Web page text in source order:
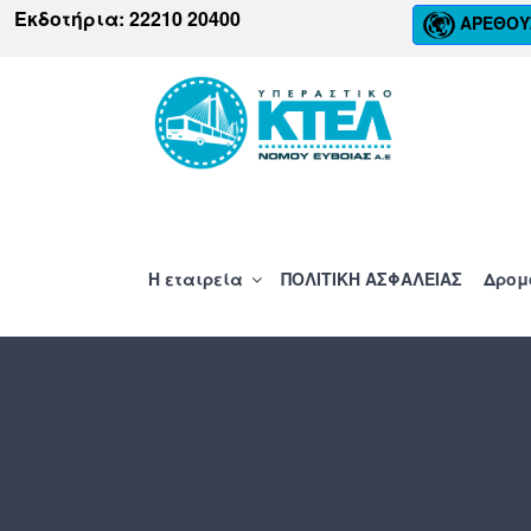
Μετάβαση
Εκδοτήρια: 22210 20400
Η εταιρεία ΠΟΛΙΤΙΚΗ ΑΣΦΑΛΕΙΑΣ